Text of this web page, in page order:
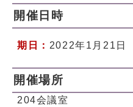
開催日時
期日： 2022年1月21日
開催場所
204会議室